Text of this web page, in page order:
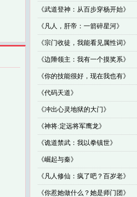
《武道登神：从百步穿杨开始》
《 凡人，肝帝：一箭碎星河》
《宗门收徒，我能看见属性词 》
《边陲领主：我有一个摸奖系》
《你的技能很好，现在我也有》
《代码天道》
《冲出心灵地狱的大门》
《神将:定远将军鹰龙》
《诡道禁武：我以拳镇世》
《崛起与秦》
《 凡人修仙：疯了吧？百岁老》
《你惹她做什么？她是师门团 》